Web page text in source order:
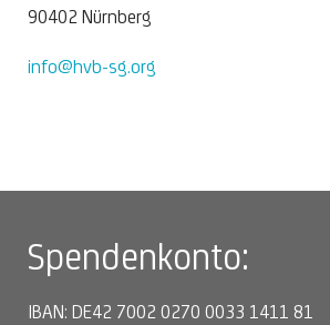
90402 Nürnberg
info@hvb-sg.org
Spendenkonto:
IBAN: DE42 7002 0270 0033 1411 81